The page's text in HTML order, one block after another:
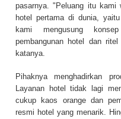
pasarnya. "Peluang itu kami
hotel pertama di dunia,
kami mengusung
pembangunan hotel dan
katanya.
Pihaknya menghadirkan
Layanan hotel tidak lagi
cukup kaos orange dan
resmi hotel yang menarik.